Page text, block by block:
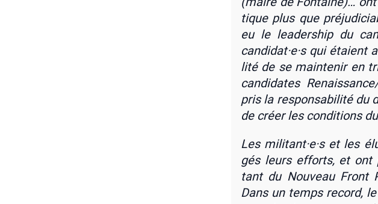
tique plus que
eu le lea­der­ship du
candidat·e·s qui étaient
li­té de se main­te­nir en
can­di­dates
pris la res­pon­sa­bi­li­té du
de créer les condi­tions
Les militant·e·s et les
gés leurs efforts, et ont
tant du Nou­veau Front
Dans un temps record,